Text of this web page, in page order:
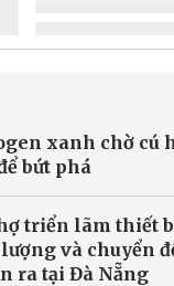
phân công, kiện toàn
học, công nghệ, đổi
đồng chí, trong đó Thủ
huyết mạch ở